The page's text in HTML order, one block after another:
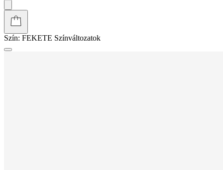
Szín: FEKETE Színváltozatok